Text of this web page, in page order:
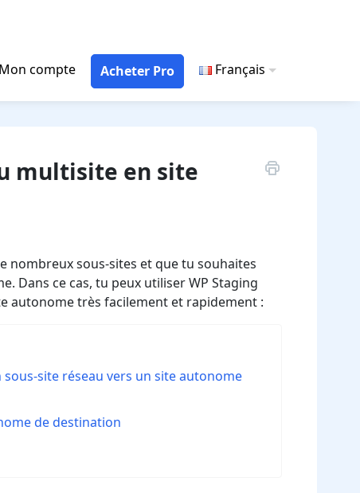
Mon compte Acheter Pro Français
multisite en site
nombreux sous-sites et que tu souhaites
Dans ce cas, tu peux utiliser WP Staging
autonome très facilement et rapidement :
site réseau vers un site autonome
de destination